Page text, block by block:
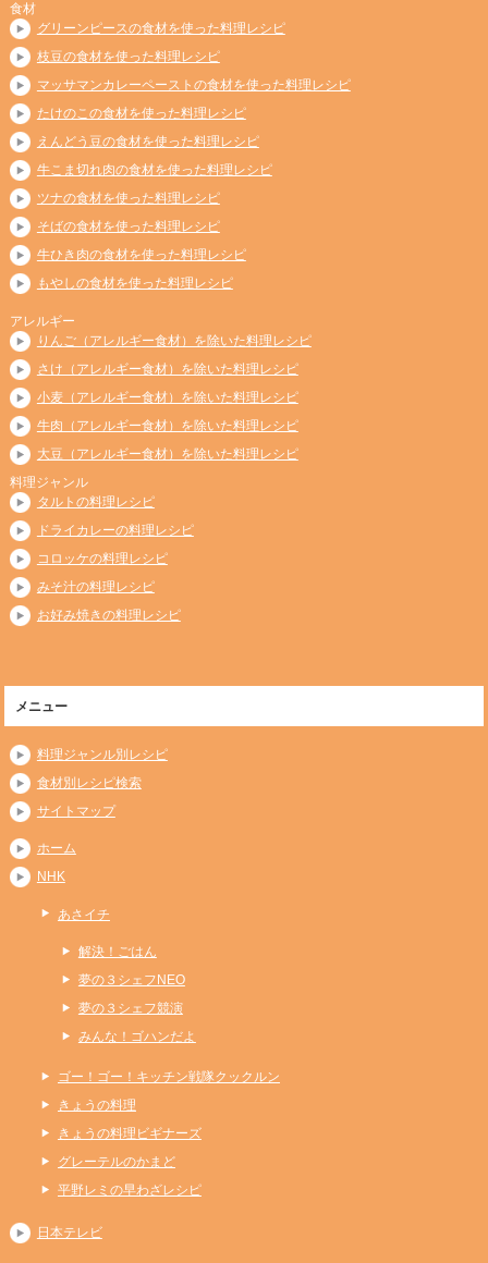
食材
グリーンピースの食材を使った料理レシピ
枝豆の食材を使った料理レシピ
マッサマンカレーペーストの食材を使った料理レシピ
たけのこの食材を使った料理レシピ
えんどう豆の食材を使った料理レシピ
牛こま切れ肉の食材を使った料理レシピ
ツナの食材を使った料理レシピ
そばの食材を使った料理レシピ
牛ひき肉の食材を使った料理レシピ
もやしの食材を使った料理レシピ
アレルギー
りんご（アレルギー食材）を除いた料理レシピ
さけ（アレルギー食材）を除いた料理レシピ
小麦（アレルギー食材）を除いた料理レシピ
牛肉（アレルギー食材）を除いた料理レシピ
大豆（アレルギー食材）を除いた料理レシピ
料理ジャンル
タルトの料理レシピ
ドライカレーの料理レシピ
コロッケの料理レシピ
みそ汁の料理レシピ
お好み焼きの料理レシピ
メニュー
料理ジャンル別レシピ
食材別レシピ検索
サイトマップ
ホーム
NHK
あさイチ
解決！ごはん
夢の３シェフNEO
夢の３シェフ競演
みんな！ゴハンだよ
ゴー！ゴー！キッチン戦隊クックルン
きょうの料理
きょうの料理ビギナーズ
グレーテルのかまど
平野レミの早わざレシピ
日本テレビ